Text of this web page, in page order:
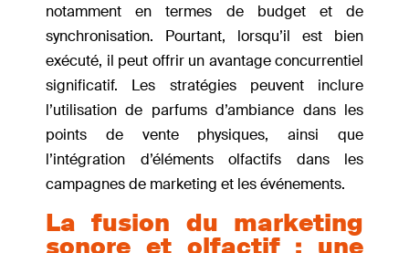
notamment en termes de budget et de
synchronisation. Pourtant, lorsqu’il est bien
exécuté, il peut offrir un avantage concurrentiel
significatif. Les stratégies peuvent inclure
l’utilisation de parfums d’ambiance dans les
points de vente physiques, ainsi que
l’intégration d’éléments olfactifs dans les
campagnes de marketing et les événements.
La fusion du marketing
sonore et olfactif : une